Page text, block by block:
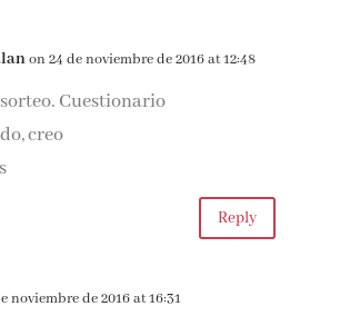
on 24 de noviembre de 2016 at 12:48
Cuestionario
creo
Reply
noviembre de 2016 at 16:31